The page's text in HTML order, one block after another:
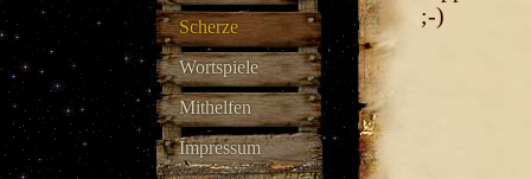
Scherze
Wortspiele
Mithelfen
Impressum
;-)